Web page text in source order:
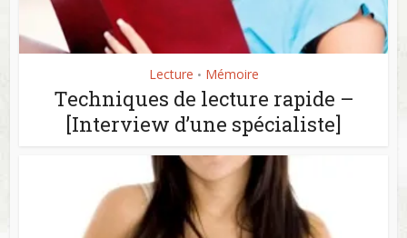
Lecture • Mémoire
Techniques de lecture rapide –
[Interview d’une spécialiste]